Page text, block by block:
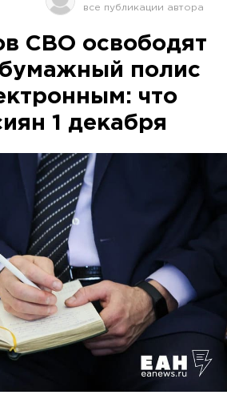
СВО освободят
полис
что
1 декабря